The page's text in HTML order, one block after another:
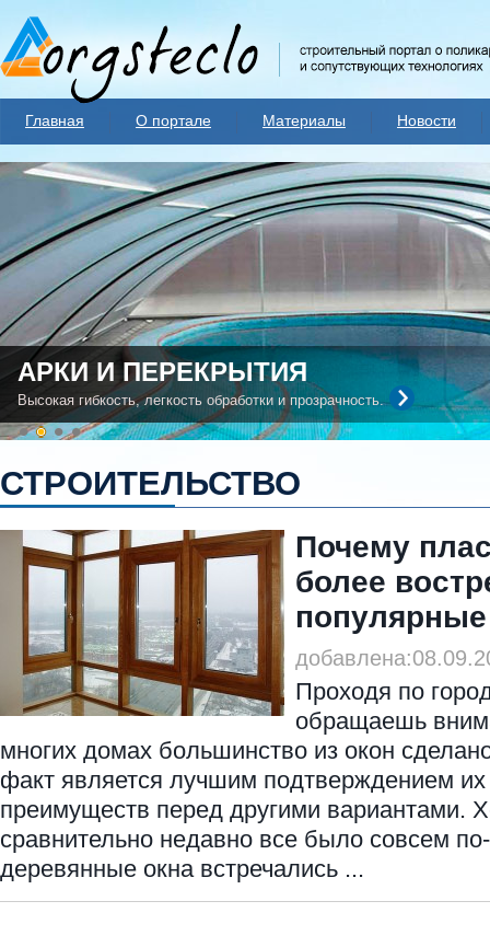
Главная О портале Материалы Новости
АРКИ И ПЕРЕКРЫТИЯ
Высокая гибкость, легкость обработки и прозрачность.
СТРОИТЕЛЬСТВО
Почему
более
популярные
Проходя по
обращаешь
многих домах большинство из окон
факт является лучшим подтверждением их
преимуществ перед другими вариантами.
сравнительно недавно все было совсем
деревянные окна встречались ...